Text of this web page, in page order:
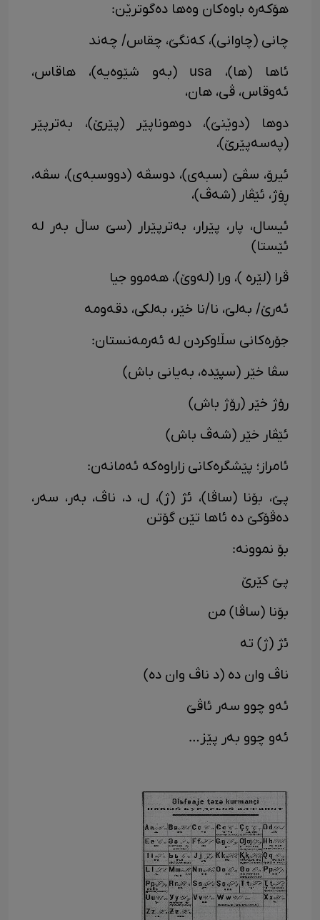
هۆکەرە باوەکان وەها دەگوترێن:
چانی (چاوانی)، کەنگێ، چقاس/ چەند
ئاها (ها)، usa (بەو شێوەیە)، هاقاس،
ئەوقاس، ڤی، هان،
دوها (دوێنێ)، دوهوناپێر (پێرێ)، بەترپێر
(پەسەپێرێ)،
ئیرۆ، سڤێ (سبەی)، دوسڤە (دووسبەی)، سڤە،
ڕۆژ، ئێڤار (شەڤ)،
ئیسال، پار، پێرار، بەترپێرار (سێ ساڵ بەر لە
ئێستا)
ڤرا (لێرە )، ورا (لەوێ)، هەموو جیا
ئەرێ/ بەلێ، نا/نا خێر، بەلکی، دقەومە
جۆرەکانی سڵاوکردن لە ئەرمەنستان:
سڤا خێر (سپێدە، بەیانی باش)
رۆژ خێر (رۆژ باش)
ئێڤار خێر (شەڤ باش)
ئامراز؛ پێشگرەکانی زاراوەکە ئەمانەن:
پێ، بۆنا (ساڤا)، ئژ (ژ)، ل، د، ناڤ، بەر، سەر،
دەڤۆکێ دە ئاها تێن گۆتن
بۆ نموونە:
پێ کێرێ
بۆنا (ساڤا) من
ئژ (ژ) تە
ناڤ وان دە (د ناڤ وان دە)
ئەو چوو سەر ئاڤێ
ئەو چوو بەر پێز…